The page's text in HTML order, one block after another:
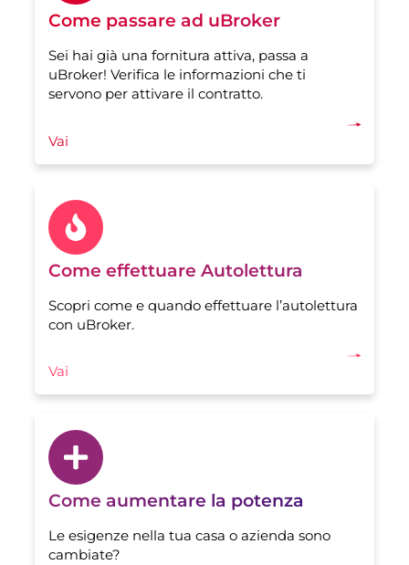
Come passare ad uBroker
Sei hai già una fornitura attiva, passa a
uBroker! Verifica le informazioni che ti
servono per attivare il contratto.
Vai
Come effettuare Autolettura
Scopri come e quando effettuare l’autolettura
con uBroker.
Vai
Come aumentare la potenza
Le esigenze nella tua casa o azienda sono
cambiate?